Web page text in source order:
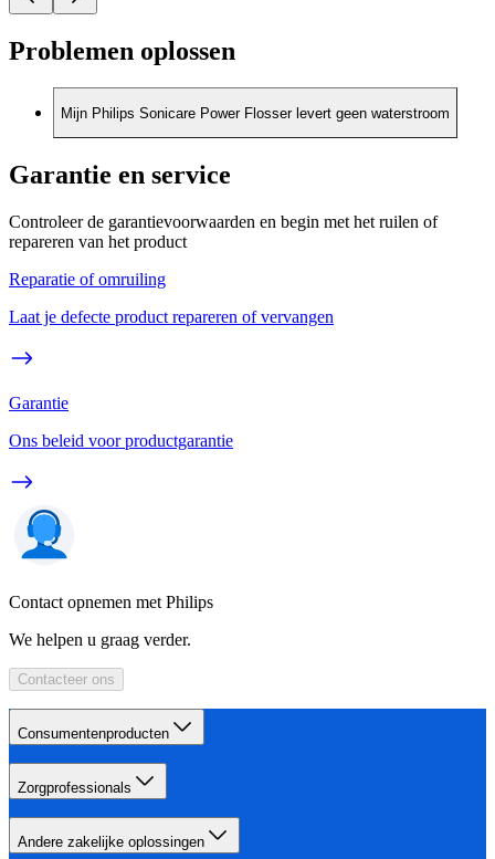
Problemen oplossen
Mijn Philips Sonicare Power Flosser levert geen waterstroom
Garantie en service
Controleer de garantievoorwaarden en begin met het ruilen of
repareren van het product
Reparatie of omruiling
Laat je defecte product repareren of vervangen
Garantie
Ons beleid voor productgarantie
Contact opnemen met Philips
We helpen u graag verder.
Contacteer ons
Consumentenproducten
Zorgprofessionals
Andere zakelijke oplossingen